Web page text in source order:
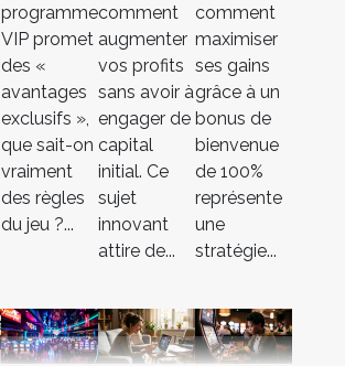
programme
VIP promet
des «
avantages
exclusifs »,
que sait-on
vraiment
des règles
du jeu ?...
comment
augmenter
vos profits
sans avoir à
engager de
capital
initial. Ce
sujet
innovant
attire de...
comment
maximiser
ses gains
grâce à un
bonus de
bienvenue
de 100%
représente
une
stratégie...